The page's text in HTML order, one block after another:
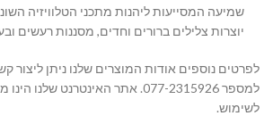
שמיעה המסייעות ליהנות מתכני הטלוויזיה
יוצרות צלילים ברורים וחדים, מסננות רעשים
לפרטים נוספים אודות המוצרים שלנו ניתן ליצור
למספר 077-2315926. אתר האינטרנט
לשימוש.